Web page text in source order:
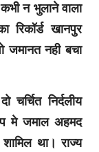
न भुलाने वाला
रिकॉर्ड खानपुर
जमानत नही बचा
चर्चित निर्दलीय
मे जमाल अहमद
था। राज्य